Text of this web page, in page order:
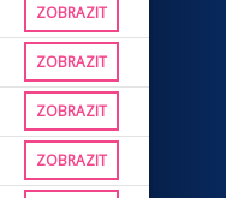
ZOBRAZIT
ZOBRAZIT
ZOBRAZIT
ZOBRAZIT